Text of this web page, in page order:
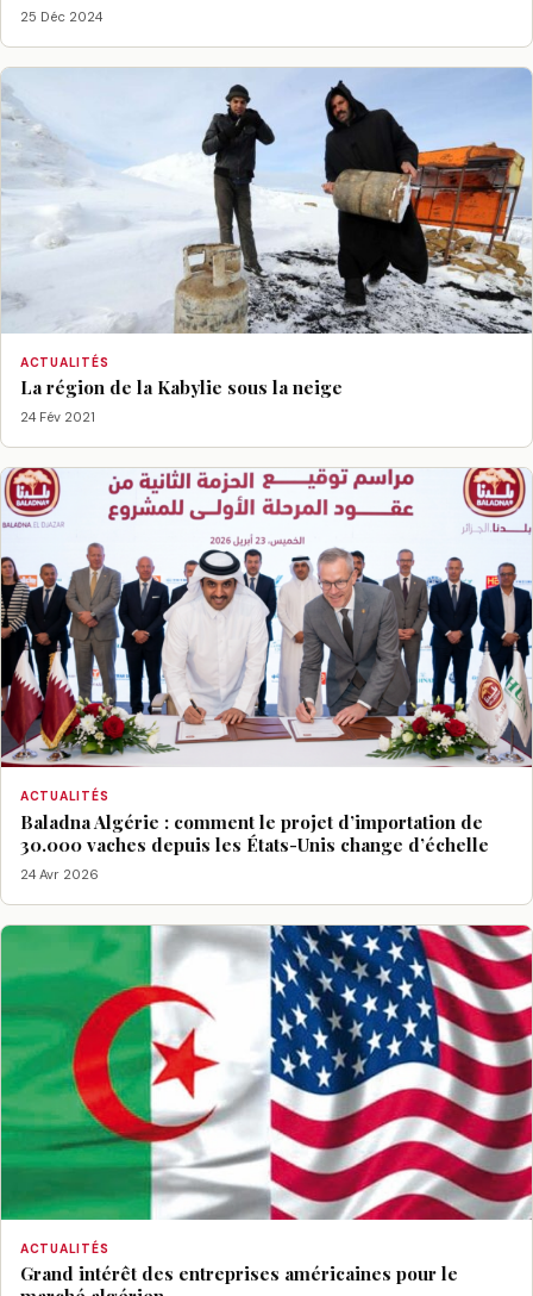
25 Déc 2024
ACTUALITÉS
La région de la Kabylie sous la neige
24 Fév 2021
ACTUALITÉS
Baladna Algérie : comment le projet d’importation de
30.000 vaches depuis les États-Unis change d’échelle
24 Avr 2026
ACTUALITÉS
Grand intérêt des entreprises américaines pour le